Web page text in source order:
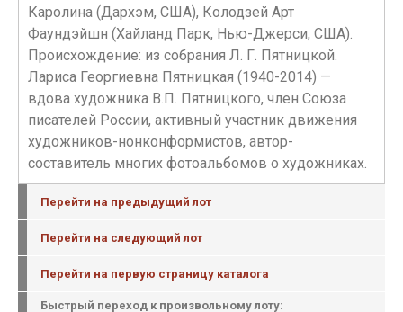
Каролина (Дархэм, США), Колодзей Арт
Фаундэйшн (Хайланд Парк, Нью-Джерси, США).
Происхождение: из собрания Л. Г. Пятницкой.
Лариса Георгиевна Пятницкая (1940-2014) —
вдова художника В.П. Пятницкого, член Союза
писателей России, активный участник движения
художников-нонконформистов, автор-
составитель многих фотоальбомов о художниках.
Перейти на предыдущий лот
Перейти на следующий лот
Перейти на первую страницу каталога
Быстрый переход к произвольному лоту: